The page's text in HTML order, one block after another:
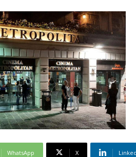
WhatsApp X